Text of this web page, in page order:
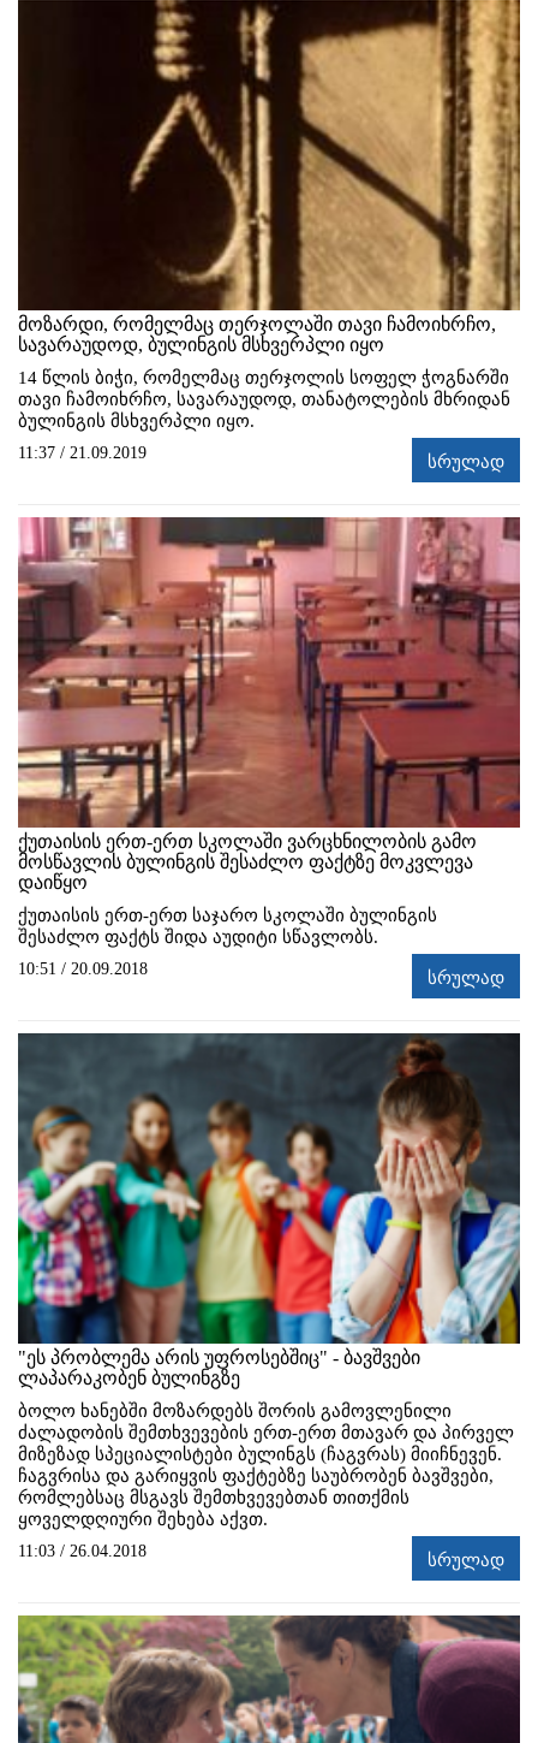
მოზარდი, რომელმაც თერჯოლაში თავი ჩამოიხრჩო,
სავარაუდოდ, ბულინგის მსხვერპლი იყო
14 წლის ბიჭი, რომელმაც თერჯოლის სოფელ ჭოგნარში
თავი ჩამოიხრჩო, სავარაუდოდ, თანატოლების მხრიდან
ბულინგის მსხვერპლი იყო.
11:37 / 21.09.2019 სრულად
ქუთაისის ერთ-ერთ სკოლაში ვარცხნილობის გამო
მოსწავლის ბულინგის შესაძლო ფაქტზე მოკვლევა
დაიწყო
ქუთაისის ერთ-ერთ საჯარო სკოლაში ბულინგის
შესაძლო ფაქტს შიდა აუდიტი სწავლობს.
10:51 / 20.09.2018 სრულად
"ეს პრობლემა არის უფროსებშიც" - ბავშვები
ლაპარაკობენ ბულინგზე
ბოლო ხანებში მოზარდებს შორის გამოვლენილი
ძალადობის შემთხვევების ერთ-ერთ მთავარ და პირველ
მიზეზად სპეციალისტები ბულინგს (ჩაგვრას) მიიჩნევენ.
ჩაგვრისა და გარიყვის ფაქტებზე საუბრობენ ბავშვები,
რომლებსაც მსგავს შემთხვევებთან თითქმის
ყოველდღიური შეხება აქვთ.
11:03 / 26.04.2018 სრულად